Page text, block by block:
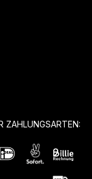
ZAHLUNGSARTEN: